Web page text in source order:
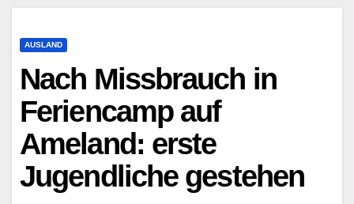
AUSLAND
Nach Missbrauch in
Feriencamp auf
Ameland: erste
Jugendliche gestehen